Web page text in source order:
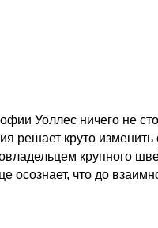
Уоллес ничего не
решает круто
крупного
осознает, что до